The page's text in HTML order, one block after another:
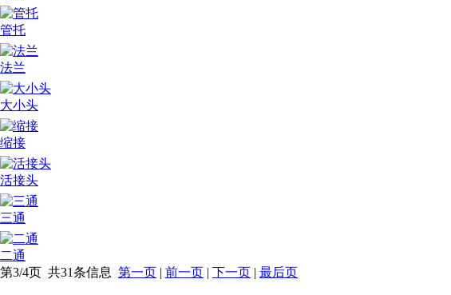
管托
法兰
大小头
缩接
活接头
三通
二通
第3/4页 共31条信息 第一页 | 前一页 | 下一页 | 最后页